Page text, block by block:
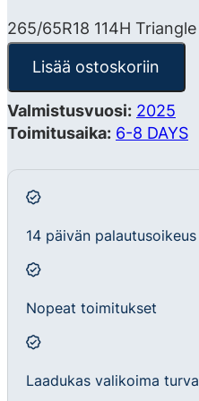
265/65R18 114H
Lisää ostoskoriin
Valmistusvuosi: 2025
Toimitusaika: 6-8 DAYS
14 päivän palautusoikeus
Nopeat toimitukset
Laadukas valikoima